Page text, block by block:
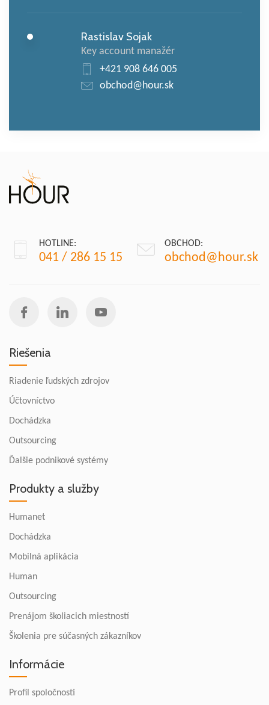
Rastislav Sojak
Key account manažér
+421 908 646 005
obchod@hour.sk
HOTLINE:
041 / 286 15 15
OBCHOD:
obchod@hour.sk
Riešenia
Riadenie ľudských zdrojov
Účtovníctvo
Dochádzka
Outsourcing
Ďalšie podnikové systémy
Produkty a služby
Humanet
Dochádzka
Mobilná aplikácia
Human
Outsourcing
Prenájom školiacich miestností
Školenia pre súčasných zákazníkov
Informácie
Profil spoločnosti